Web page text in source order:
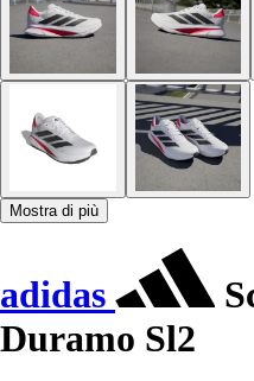
Mostra di più
adidas
Duramo Sl2